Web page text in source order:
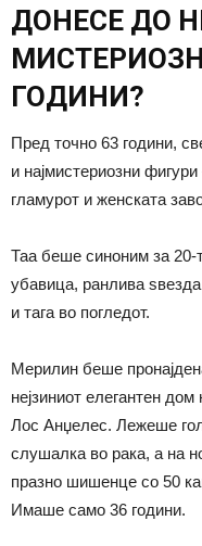
ДОНЕСЕ ДО
ГОДИНИ?
Пред точно 63 години,
и најмистериозни
гламурот и женската
Таа беше синоним за 20-
убавица, ранлива
и тага во погледот.
Мерилин беше
нејзиниот елегантен
Лос Анџелес. Лежеше
слушалка во рака, а на
празно шишенце со 50
Имаше само 36 години.